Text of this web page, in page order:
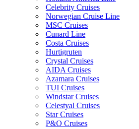
Celebrity Cruises
Norwegian Cruise Line
MSC Cruises
Cunard Line
Costa Cruises
Hurtigruten
Crystal Cruises
AIDA Cruises
Azamara Cruises
TUI Cruises
Windstar Cruises
Celestyal Cruises
Star Cruises
P&O Cruises